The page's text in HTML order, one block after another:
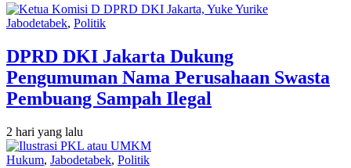
Jabodetabek, Politik
DPRD DKI Jakarta Dukung
Pengumuman Nama Perusahaan Swasta
Pembuang Sampah Ilegal
2 hari yang lalu
Hukum, Jabodetabek, Politik